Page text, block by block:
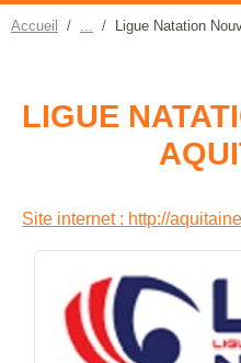
Accueil Ligue Natation
LIGUE
Site internet : http://